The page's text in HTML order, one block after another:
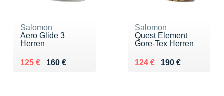
Salomon
Aero Glide 3
Herren
160 €
Au lieu de 160 €
125 €
Vendu 125 €
Salomon
Quest Element
Gore-Tex Herren
190 €
Au lieu de 190 €
124 €
Vendu 124 €